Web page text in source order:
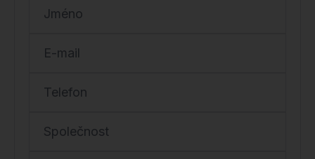
Jméno
E-mail
Telefon
Společnost